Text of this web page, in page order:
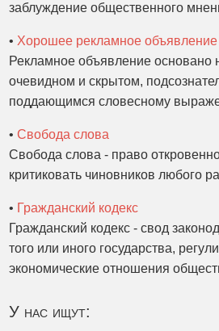
заблуждение общественного
• Хорошее рекламное объявление
Рекламное объявление основано
очевидном и скрытом,
поддающимся словесному
•Свобода слова
Свобода слова - право
критиковать чиновников любого
• Гражданский кодекс
Гражданский кодекс - свод
того или иного государства,
экономические отношения
У нас ищут: